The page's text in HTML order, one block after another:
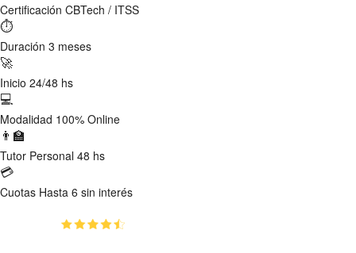
Certificación CBTech / ITSS
⏱
Duración 3 meses
🚀
Inicio 24/48 hs
💻
Modalidad 100% Online
👨‍🏫
Tutor Personal 48 hs
💳
Cuotas Hasta 6 sin interés